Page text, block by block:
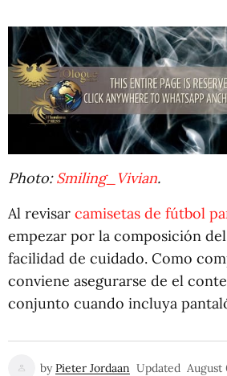
Photo:Smiling_Vivian.
Al revisar camisetas de fútbol
empezar por la composición
facilidad de cuidado. Como
conviene asegurarse de el
conjunto cuando incluya
by Pieter Jordaan Updated August